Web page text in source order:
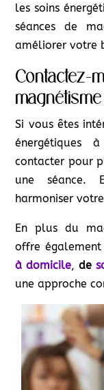
les soins
séances de
améliorer votre
Contactez-
magnétisme
Si vous êtes
énergétiques
contacter pour
une séance.
harmoniser
En plus du
offre
à domicile, de
une approche